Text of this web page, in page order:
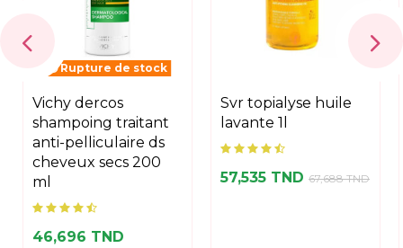
Rupture de stock
vichy dercos
shampoing traitant
anti-pelliculaire ds
cheveux secs 200
ml
46,696 TND
svr topialyse huile
lavante 1l
57,535 TND 67,688 TND